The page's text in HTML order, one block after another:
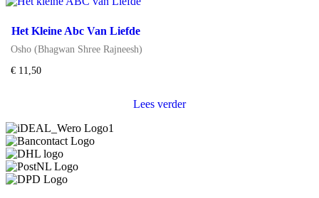
Het Kleine Abc Van Liefde
Osho (Bhagwan Shree Rajneesh)
€11,50
Lees verder